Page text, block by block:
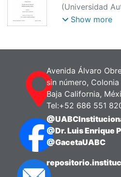
(Universidad
California.
Show more
Avenida Álvaro
sin número,
Baja California,
Tel:+52 686 551
@Dr. Luis Enrique
@GacetaUABC